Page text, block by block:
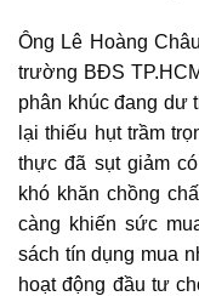
Ông Lê Hoàng
trường BĐS
phân khúc đang dư
lại thiếu hụt trầm
thực đã sụt giảm
khó khăn chồng
càng khiến sức
sách tín dụng mua
hoạt động đầu tư